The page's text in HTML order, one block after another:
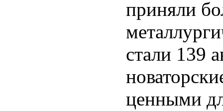
приняли
стали 139
ценными